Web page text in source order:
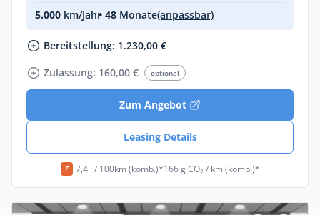
5.000 km/Jahr• 48 Monate(anpassbar)
Bereitstellung: 1.230,00 €
Zulassung: 160,00 €
optional
Zum Angebot
Leasing Details
F 7,4 l / 100km (komb.)*166 g CO₂ / km (komb.)*